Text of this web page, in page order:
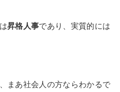
昇格人事であり、実質的には
まあ社会人の方ならわかるで